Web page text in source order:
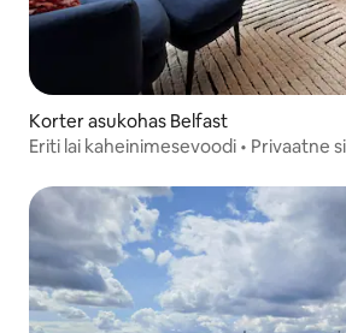
Korter asukohas Belfast
Eriti lai kaheinimesevoodi • Privaatne